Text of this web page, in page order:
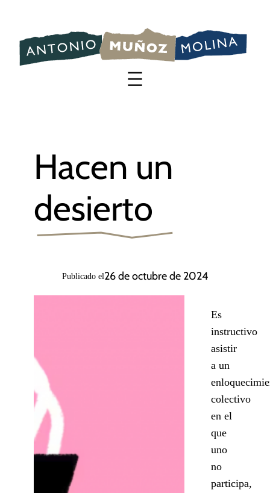
contenido
Hacen un
desierto
Publicado el26 de octubre de 2024
Es
instructivo
asistir
a un
colectivo
en el
que
uno
no
participa,